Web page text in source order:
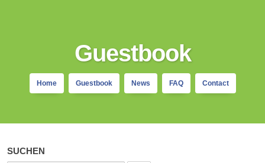
Guestbook
Home Guestbook News FAQ Contact
SUCHEN